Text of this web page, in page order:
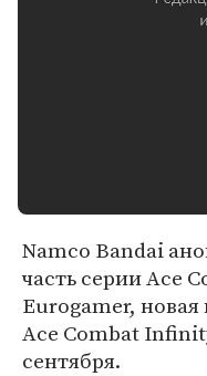
Namco Bandai
часть серии Ace
Eurogamer, новая
Ace Combat
сентября.